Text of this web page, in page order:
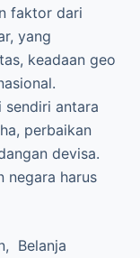
faktor dari
yang
keadaan geo
sendiri antara
perbaikan
devisa.
negara harus
Belanja